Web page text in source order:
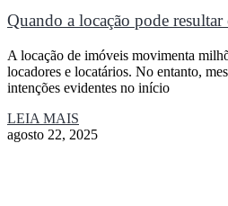
Quando a locação pode
A locação de imóveis movimenta
locadores e locatários. No entanto,
intenções evidentes no início
LEIA MAIS
agosto 22, 2025